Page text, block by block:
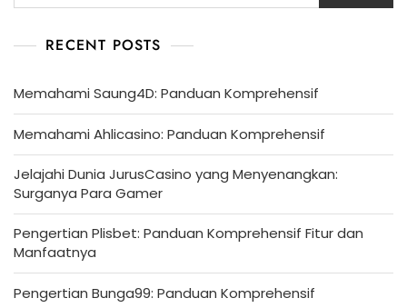
RECENT POSTS
Memahami Saung4D: Panduan Komprehensif
Memahami Ahlicasino: Panduan Komprehensif
Jelajahi Dunia JurusCasino yang Menyenangkan:
Surganya Para Gamer
Pengertian Plisbet: Panduan Komprehensif Fitur dan
Manfaatnya
Pengertian Bunga99: Panduan Komprehensif